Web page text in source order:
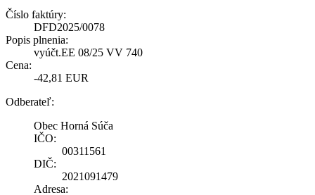
Číslo faktúry:
DFD2025/0078
Popis plnenia:
vyúčt.EE 08/25 VV 740
Cena:
-42,81 EUR
Odberateľ:
Obec Horná Súča
IČO:
00311561
DIČ:
2021091479
Adresa: